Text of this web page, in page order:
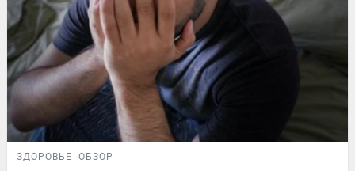
ЗДОРОВЬЕ ОБЗОР